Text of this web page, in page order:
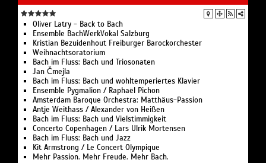
Oliver Latry - Back to Bach
Ensemble BachWerkVokal Salzburg
Kristian Bezuidenhout Freiburger Barockorchester
Weihnachtsoratorium
Bach im Fluss: Bach und Triosonaten
Jan Čmejla
Bach im Fluss: Bach und wohltemperiertes Klavier
Ensemble Pygmalion / Raphaël Pichon
Amsterdam Baroque Orchestra: Matthäus-Passion
Antje Weithass / Alexander von Heißen
Bach im Fluss: Bach und Vielstimmigkeit
Concerto Copenhagen / Lars Ulrik Mortensen
Bach im Fluss: Bach und Jazz
Kit Armstrong / Le Concert Olympique
Mehr Passion. Mehr Freude. Mehr Bach.